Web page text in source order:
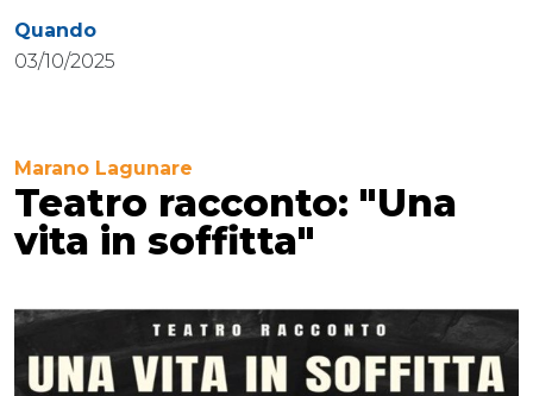
Quando
03/10/2025
Marano Lagunare
Teatro racconto: "Una
vita in soffitta"